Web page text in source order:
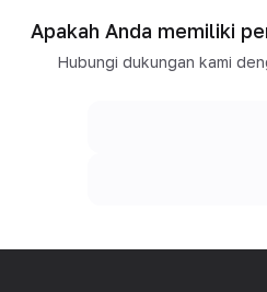
Apakah Anda memiliki
Hubungi dukungan kami